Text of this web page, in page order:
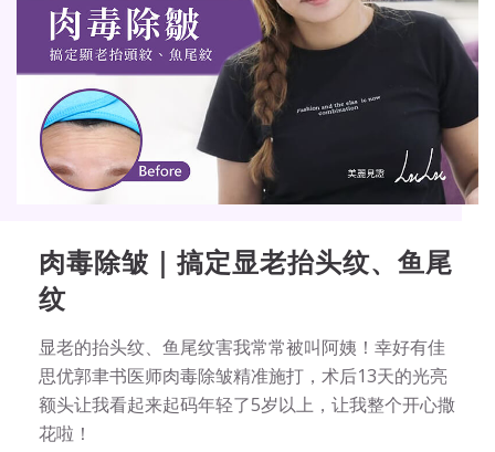
肉毒除皱｜搞定显老抬头纹、鱼尾
纹
显老的抬头纹、鱼尾纹害我常常被叫阿姨！幸好有佳
思优郭聿书医师肉毒除皱精准施打，术后13天的光亮
额头让我看起来起码年轻了5岁以上，让我整个开心撒
花啦！